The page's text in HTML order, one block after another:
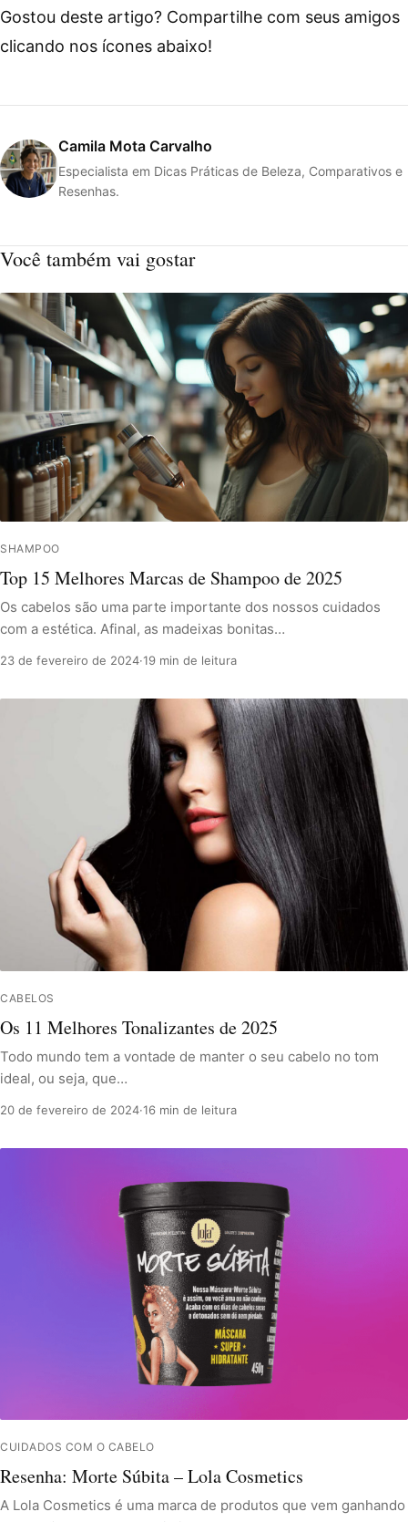
Gostou deste artigo? Compartilhe com seus amigos
clicando nos ícones abaixo!
Camila Mota Carvalho
Especialista em Dicas Práticas de Beleza, Comparativos e
Resenhas.
Você também vai gostar
SHAMPOO
Top 15 Melhores Marcas de Shampoo de 2025
Os cabelos são uma parte importante dos nossos cuidados
com a estética. Afinal, as madeixas bonitas…
23 de fevereiro de 2024·19 min de leitura
CABELOS
Os 11 Melhores Tonalizantes de 2025
Todo mundo tem a vontade de manter o seu cabelo no tom
ideal, ou seja, que…
20 de fevereiro de 2024·16 min de leitura
CUIDADOS COM O CABELO
Resenha: Morte Súbita – Lola Cosmetics
A Lola Cosmetics é uma marca de produtos que vem ganhando